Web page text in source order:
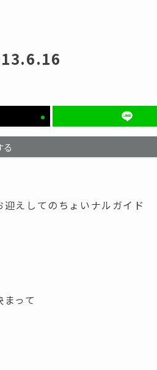
る
えしてのちょいナルガイド
って